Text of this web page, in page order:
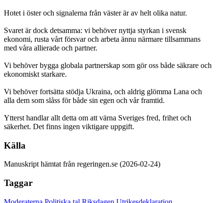
Hotet i öster och signalerna från väster är av helt olika natur.
Svaret är dock detsamma: vi behöver nyttja styrkan i svensk
ekonomi, rusta vårt försvar och arbeta ännu närmare tillsammans
med våra allierade och partner.
Vi behöver bygga globala partnerskap som gör oss både säkrare och
ekonomiskt starkare.
Vi behöver fortsätta stödja Ukraina, och aldrig glömma Lana och
alla dem som slåss för både sin egen och vår framtid.
Ytterst handlar allt detta om att värna Sveriges fred, frihet och
säkerhet. Det finns ingen viktigare uppgift.
Källa
Manuskript hämtat från regeringen.se (2026-02-24)
Taggar